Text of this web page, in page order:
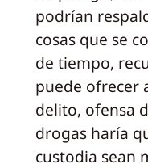
podrían
cosas que se
de tiempo,
puede ofrecer
delito, ofensa
drogas haría
custodia sean